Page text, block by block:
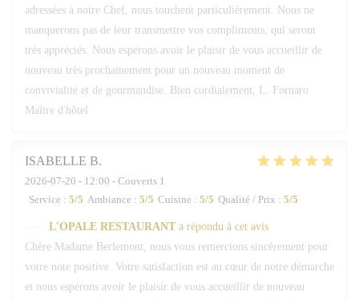
adressées à notre Chef, nous touchent particulièrement. Nous ne
manquerons pas de leur transmettre vos compliments, qui seront
très appréciés. Nous espérons avoir le plaisir de vous accueillir de
nouveau très prochainement pour un nouveau moment de
convivialité et de gourmandise. Bien cordialement, L. Fornaro
Maître d'hôtel
ISABELLE B
2026-07-20 - 12:00 - Couverts 1
Service : 5/5 Ambiance : 5/5 Cuisine : 5/5 Qualité / Prix : 5/5
L'OPALE RESTAURANT a répondu à cet avis
Chère Madame Berlemont, nous vous remercions sincèrement pour
votre note positive. Votre satisfaction est au cœur de notre démarche
et nous espérons avoir le plaisir de vous accueillir de nouveau